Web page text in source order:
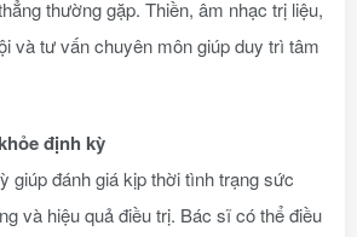
thường gặp. Thiền, âm nhạc trị liệu,
và tư vấn chuyên môn giúp duy trì tâm
định kỳ
giúp đánh giá kịp thời tình trạng sức
và hiệu quả điều trị. Bác sĩ có thể điều